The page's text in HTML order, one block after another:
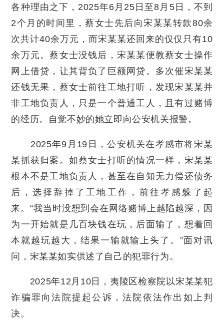
各种理由之下，2025年6月25日至8月5日，不到
2个月的时间里，蔡女士先后向宋某某转款80余
次共计40余万元，而宋某某还回来的仅仅只有10
余万元。蔡女士没钱后，宋某某便教蔡女士操作
网上借贷，让其背负了巨额网贷。多次催宋某某
还钱无果，蔡女士前往工地打听，发现宋某某并
非工地负责人，只是一个普通工人，且有过赌博
的经历。自觉不妙的她立即向公安机关报警。
2025年9月19日，公安机关在孝感市将宋某
某抓获归案。如蔡女士打听的情况一样，宋某某
根本不是工地负责人，甚至在自知无力偿还债务
后，选择辞掉了工地工作，前往孝感躲了起
来。“我当时没想到会在网络赌博上越陷越深，因
为一开始就是几百块钱在玩，后面输了，想着回
本就越玩越大，结果一输就输上头了。”面对讯
问，宋某某如实供述了自己的犯罪行为。
2025年12月10日，夷陵区检察院以宋某某犯
诈骗罪向法院提起公诉，法院依法作出如上判
决。